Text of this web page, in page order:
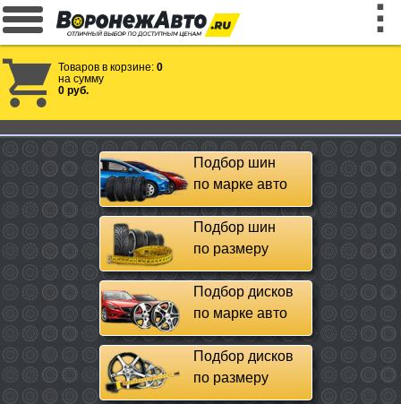
Товаров в корзине: 0
на сумму
0 руб.
Подбор шин
по марке авто
Подбор шин
по размеру
Подбор дисков
по марке авто
Подбор дисков
по размеру